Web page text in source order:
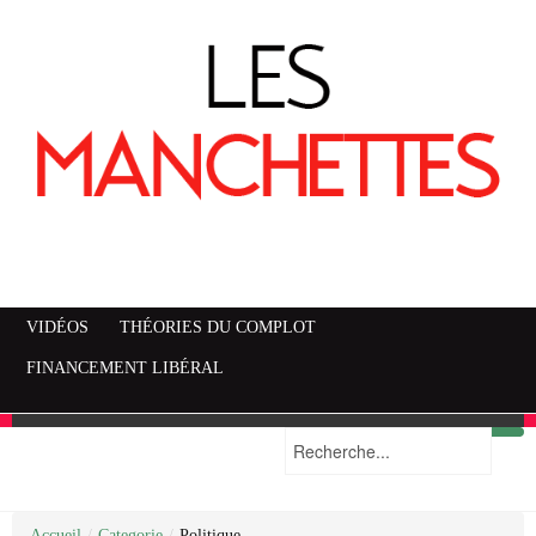
VIDÉOS THÉORIES DU COMPLOT
FINANCEMENT LIBÉRAL